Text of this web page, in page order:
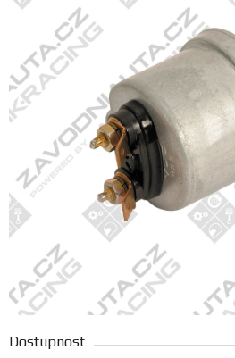
TÝM
SERVIS
FANOUŠCI
Profil
firmy
Obchodní
podmínky
Doprava
Dostupnost